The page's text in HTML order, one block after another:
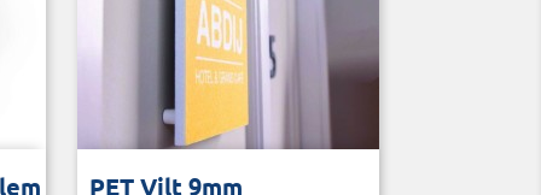
PET Vilt 9 mm